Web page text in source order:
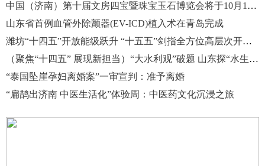
中国（济南）第十届文房四宝暨珠宝玉石博览会将于10月16日开幕
山东省首例血管外除颤器(EV-ICD)植入术在青岛完成
潍坊“十四五”开放能级跃升 “十五五”剑指全方位高层次开放新格局
（聚焦“十四五” 展现新担当）“大水利观”破题 山东探“水生万物”之道
“泰国坠崖孕妇离婚案”一审宣判：准予离婚
“扁鹊出济南 中医生活化”体验周：中医药文化沉浸之旅